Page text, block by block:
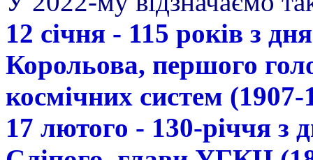
12 січня - 115 років з
Корольова, першого
космічних систем (1907-
17 лютого - 130-річчя з